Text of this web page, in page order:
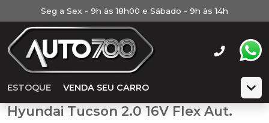
Seg a Sex - 9h às 18h00 e Sábado - 9h às 14h
ESTOQUE VENDA SEU CARRO
Hyundai Tucson 2.0 16V Flex Aut.